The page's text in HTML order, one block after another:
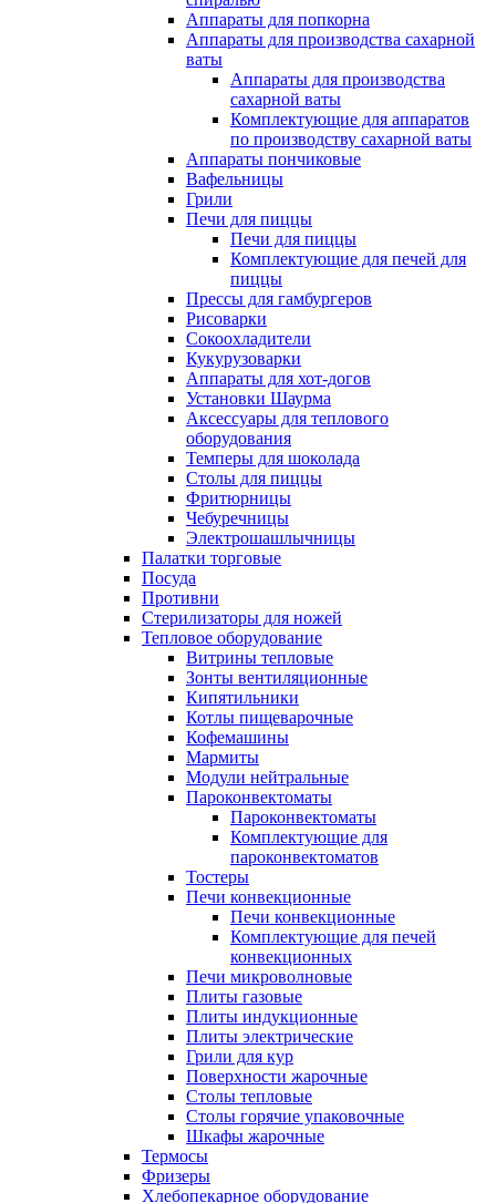
Аппараты для попкорна
Аппараты для производства сахарной
ваты
Аппараты для производства
сахарной ваты
Комплектующие для аппаратов
по производству сахарной ваты
Аппараты пончиковые
Вафельницы
Грили
Печи для пиццы
Печи для пиццы
Комплектующие для печей для
пиццы
Прессы для гамбургеров
Рисоварки
Сокоохладители
Кукурузоварки
Аппараты для хот-догов
Установки Шаурма
Аксессуары для теплового
оборудования
Темперы для шоколада
Столы для пиццы
Фритюрницы
Чебуречницы
Электрошашлычницы
Палатки торговые
Посуда
Противни
Стерилизаторы для ножей
Тепловое оборудование
Витрины тепловые
Зонты вентиляционные
Кипятильники
Котлы пищеварочные
Кофемашины
Мармиты
Модули нейтральные
Пароконвектоматы
Пароконвектоматы
Комплектующие для
пароконвектоматов
Тостеры
Печи конвекционные
Печи конвекционные
Комплектующие для печей
конвекционных
Печи микроволновые
Плиты газовые
Плиты индукционные
Плиты электрические
Грили для кур
Поверхности жарочные
Столы тепловые
Столы горячие упаковочные
Шкафы жарочные
Термосы
Фризеры
Хлебопекарное оборудование